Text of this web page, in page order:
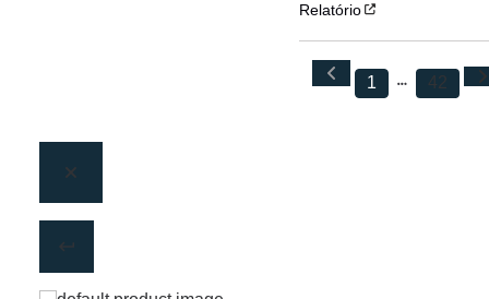
Relatório
1 42